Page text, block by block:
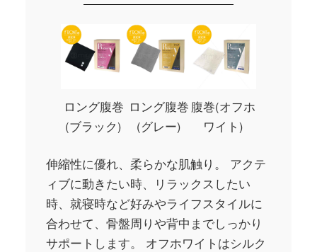
ロング腹巻
(ブラック)
ロング腹巻
(グレー)
腹巻(オフホ
ワイト)
伸縮性に優れ、柔らかな肌触り。 アクテ
ィブに動きたい時、リラックスしたい
時、就寝時など好みやライフスタイルに
合わせて、骨盤周りや背中までしっかり
サポートします。 オフホワイトはシルク